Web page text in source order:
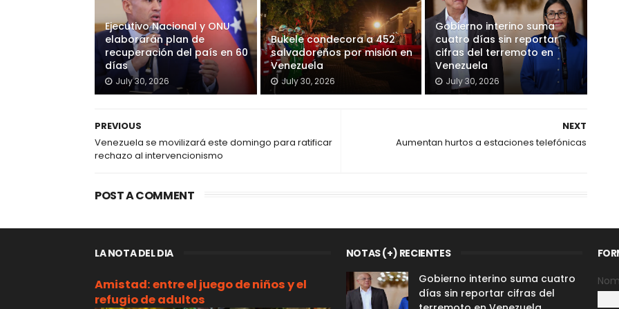
Ejecutivo Nacional y ONU
elaborarán plan de
recuperación del país en 60
días
July 30, 2026
Bukele condecora a 452
salvadoreños por misión en
Venezuela
July 30, 2026
Gobierno interino suma
cuatro días sin reportar
cifras del terremoto en
Venezuela
July 30, 2026
NEXT
Aumentan hurtos a estaciones telefónicas
PREVIOUS
Venezuela se movilizará este domingo para ratificar
rechazo al intervencionismo
POST A COMMENT
LA NOTA DEL DIA
Amistad: entre el juego de niños y el
refugio de adultos
NOTAS (+) RECIENTES
Gobierno interino suma cuatro
días sin reportar cifras del